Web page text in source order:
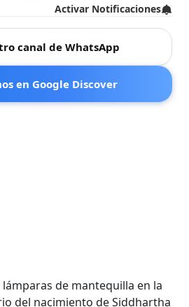
Activar Notificaciones
canal de WhatsApp
en Google Discover
de mantequilla en la
del nacimiento de Siddhartha